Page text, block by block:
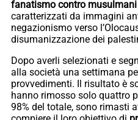
fanatismo contro
caratterizzati da immagini
negazionismo verso
disumanizzazione dei
Dopo averli selezionati e
alla società una settimana
provvedimenti. Il risultato è
hanno rimosso solo quattro
98% del totale, sono rimasti